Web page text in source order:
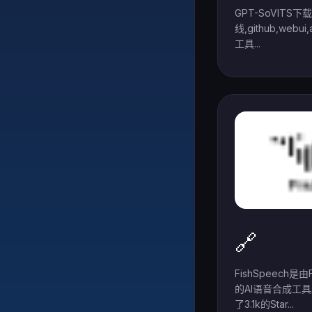
GPT-SoVITS下
线
工具...
🔗
FishSpeech是由
的AI语音合成工
了3.1k的Star...